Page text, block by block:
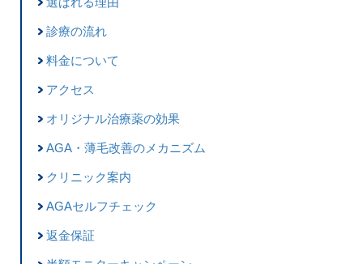
診療の流れ
料金について
アクセス
オリジナル治療薬の効果
AGA・薄毛改善のメカニズム
クリニック案内
AGAセルフチェック
返金保証